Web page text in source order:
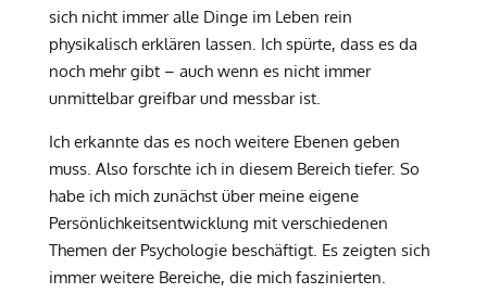
sich nicht immer alle Dinge im Leben rein
physikalisch erklären lassen. Ich spürte, dass es da
noch mehr gibt – auch wenn es nicht immer
unmittelbar greifbar und messbar ist.
Ich erkannte das es noch weitere Ebenen geben
muss. Also forschte ich in diesem Bereich tiefer. So
habe ich mich zunächst über meine eigene
Persönlichkeitsentwicklung mit verschiedenen
Themen der Psychologie beschäftigt. Es zeigten sich
immer weitere Bereiche, die mich faszinierten.